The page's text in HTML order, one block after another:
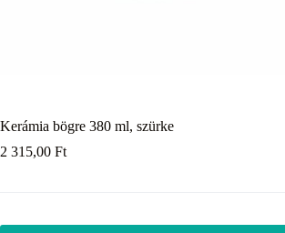
Kerámia bögre 380 ml, szürke
2 315,00 Ft